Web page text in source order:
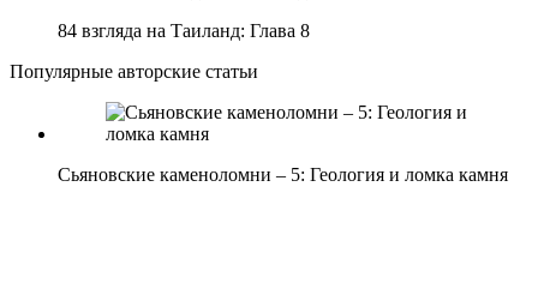
84 взгляда на Таиланд: Глава 8
Популярные авторские статьи
Сьяновские каменоломни – 5: Геология и ломка камня